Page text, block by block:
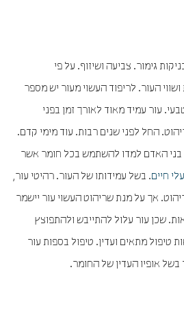
גימור. צביעה ושיזוף. על פי
העור. לריפוד העשוי מעור יש מספר
עור עמיד מאוד לאורך זמן בפני
החל לפני שנים רבות. עוד מימי קדם.
בני האדם למדו להשתמש בכל חומר אשר
חיים. בשל עמידותו של העור. רהיטי עור,
אך על מנת שריהוט העשוי עור יישמר
שכן עור עלול להתייבש ולהתפוצץ
טיפול מתאים ועדין. טיפול בספות עור
אופיו העדין של החומר.